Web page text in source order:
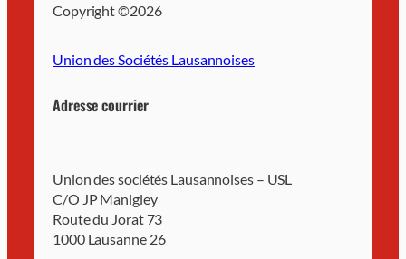
Copyright ©2026
Union des Sociétés Lausannoises
Adresse courrier
Union des sociétés Lausannoises – USL
C/O JP Manigley
Route du Jorat 73
1000 Lausanne 26